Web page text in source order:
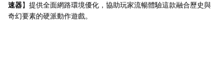
速器】提供全面網路環境優化，協助玩家流暢體驗這款融合歷史與
奇幻要素的硬派動作遊戲。